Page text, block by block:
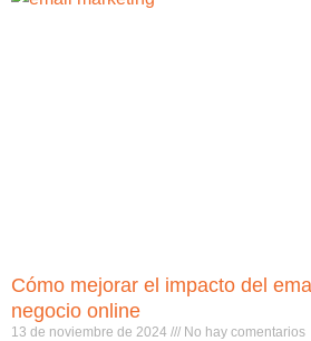
Cómo mejorar el impacto del
negocio online
13 de noviembre de 2024 No hay comentarios